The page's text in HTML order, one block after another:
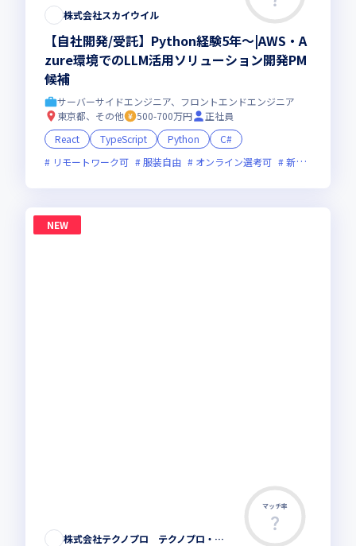
株式会社スカイウイル
【自社開発/受託】Python経験5年～|AWS・A
zure環境でのLLM活用ソリューション開発PM
候補
サーバーサイドエンジニア、フロントエンドエンジニア
東京都、その他
500-700万円
正社員
React
TypeScript Python
C#
リモートワーク可
服装自由 オンライン選考可 新規立ち上げ
NEW
マッチ率
株式会社テクノプロ テクノプロ・エンジニアリング社